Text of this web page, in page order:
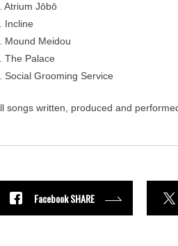
Atrium Jōbō
Incline
Mound Meidou
The Palace
Social Grooming Service
songs written, produced and
Facebook SHARE